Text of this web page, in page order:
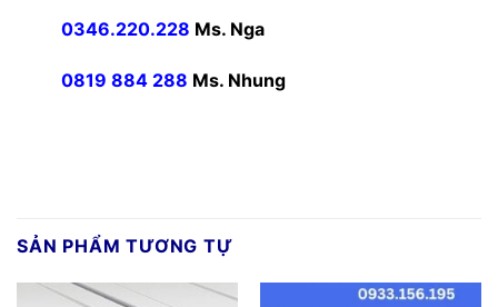
0346.220.228 Ms. Nga
0819 884 288 Ms. Nhung
SẢN PHẨM TƯƠNG TỰ